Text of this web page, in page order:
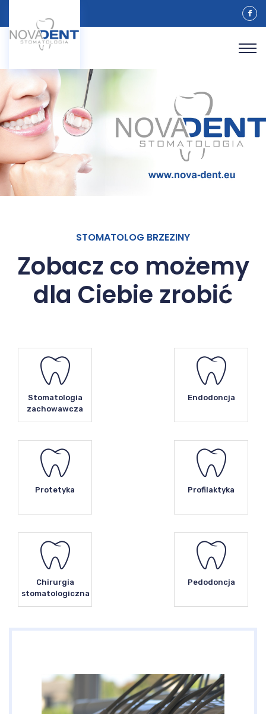
STOMATOLOG BRZEZINY
Zobacz co możemy
dla Ciebie zrobić
Stomatologia
zachowawcza
Endodoncja
Protetyka Profilaktyka
Chirurgia
stomatologiczna
Pedodoncja